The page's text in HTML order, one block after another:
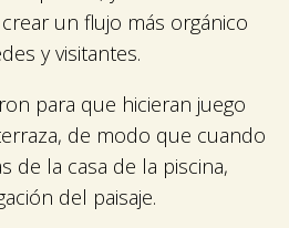
un flujo más orgánico
y visitantes.
para que hicieran juego
de modo que cuando
de la casa de la piscina,
del paisaje.